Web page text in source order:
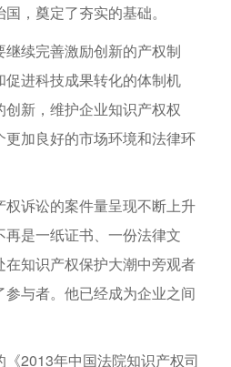
，奠定了夯实的基础。
续完善激励创新的产权制
促进科技成果转化的体制机
新，维护企业知识产权权
加良好的市场环境和法律环
诉讼的案件量呈现不断上升
是一纸证书、一份法律文
知识产权保护大潮中旁观者
与者。他已经成为企业之间
2013年中国法院知识产权司